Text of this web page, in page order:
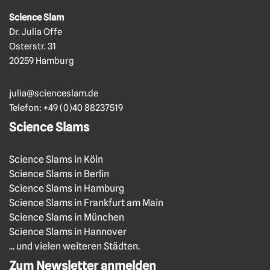
Science Slam
Dr. Julia Offe
Osterstr. 31
20259 Hamburg
julia@scienceslam.de
Telefon: +49 (0)40 88237519
Science Slams
Science Slams in Köln
Science Slams in Berlin
Science Slams in Hamburg
Science Slams in Frankfurt am Main
Science Slams in München
Science Slams in Hannover
... und vielen weiteren Städten.
Zum Newsletter anmelden